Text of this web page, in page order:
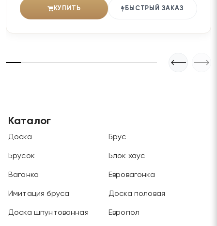
КУПИТЬ БЫСТРЫЙ ЗАКАЗ
Каталог
Доска Брус
Брусок Блок хаус
Вагонка Евровагонка
Имитация бруса Доска половая
Доска шпунтованная Европол